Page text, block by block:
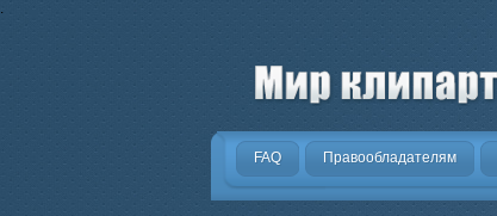
.
FAQ Правообладателям